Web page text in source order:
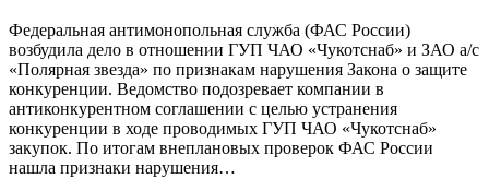
Федеральная антимонопольная служба (ФАС России)
возбудила дело в отношении ГУП ЧАО «Чукотснаб» и ЗАО а/с
«Полярная звезда» по признакам нарушения Закона о защите
конкуренции. Ведомство подозревает компании в
антиконкурентном соглашении c целью устранения
конкуренции в ходе проводимых ГУП ЧАО «Чукотснаб»
закупок. По итогам внеплановых проверок ФАС России
нашла признаки нарушения…